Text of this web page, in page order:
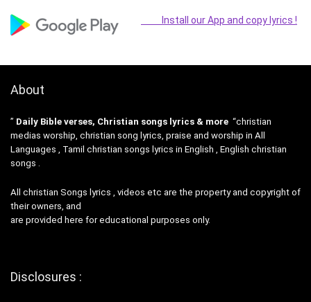
Install our App and copy lyrics !
About
” Daily Bible verses, Christian songs lyrics & more “christian
medias worship, christian song lyrics, praise and worship in All
Languages , Tamil christian songs lyrics in English , English christian
songs .
All christian Songs lyrics , videos etc are the property and copyright of
their owners, and
are provided here for educational purposes only.
Disclosures :